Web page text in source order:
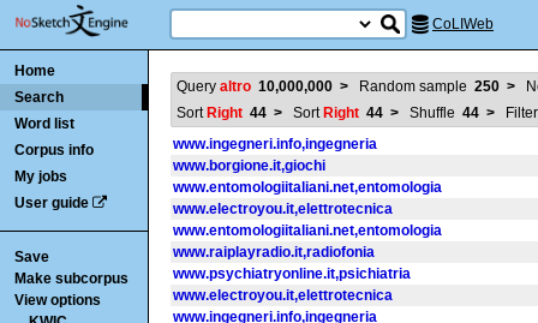
CoLIWeb
Home
Search
Word list
Corpus info
My jobs
User guide
Save
Make subcorpus
View options
Query altro 10,000,000 > Random sample 250 >
Sort Right 44 > Sort Right 44 > Shuffle 44 >
www.ingegneri.info,ingegneria
www.borgione.it,giochi
www.entomologiitaliani.net,entomologia
www.electroyou.it,elettrotecnica
www.entomologiitaliani.net,entomologia
www.raiplayradio.it,radiofonia
www.psychiatryonline.it,psichiatria
www.electroyou.it,elettrotecnica
www.ingegneri.info,ingegneria